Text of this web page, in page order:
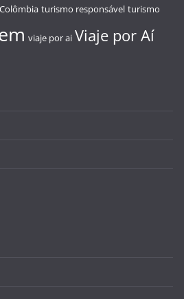
turismo responsável turismo
viaje por ai Viaje por Aí